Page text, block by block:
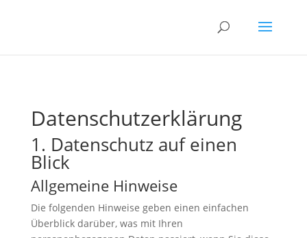
Datenschutz­erklärung
1. Datenschutz auf einen
Blick
Allgemeine Hinweise
Die folgenden Hinweise geben einen einfachen
Überblick darüber, was mit Ihren